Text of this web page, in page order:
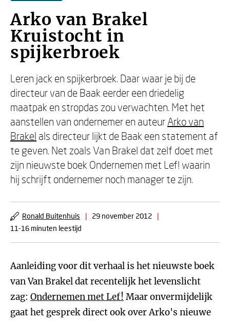
Arko van Brakel
Kruistocht in
spijkerbroek
Leren jack en spijkerbroek. Daar waar je bij de
directeur van de Baak eerder een driedelig
maatpak en stropdas zou verwachten. Met het
aanstellen van ondernemer en auteur Arko van
Brakel als directeur lijkt de Baak een statement af
te geven. Net zoals Van Brakel dat zelf doet met
zijn nieuwste boek Ondernemen met Lef! waarin
hij schrijft ondernemer noch manager te zijn.
Ronald Buitenhuis | 29 november 2012
|
11-16 minuten leestijd
Aanleiding voor dit verhaal is het nieuwste boek
van Van Brakel dat recentelijk het levenslicht
zag: Ondernemen met Lef! Maar onvermijdelijk
gaat het gesprek direct ook over Arko's nieuwe